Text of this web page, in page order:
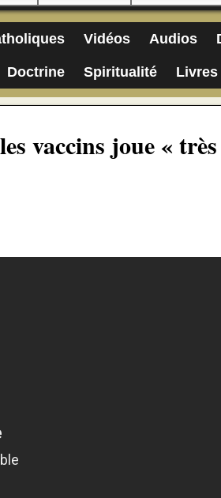
Vidéos Audios
Doctrine Spiritualité Livres
vaccins joue « très